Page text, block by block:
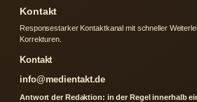
Kontakt
Responsestarker Kontaktkanal mit schneller
Korrekturen.
Kontakt
info@medientakt.de
Antwort der Redaktion: in der Regel innerhalb